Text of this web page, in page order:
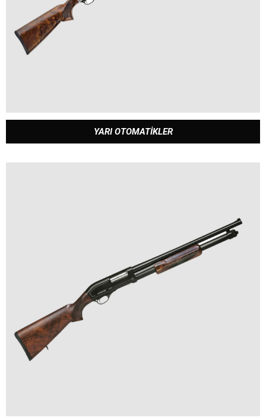
YARI OTOMATİKLER